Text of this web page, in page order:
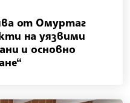
от Омуртаг
на уязвими
и основно